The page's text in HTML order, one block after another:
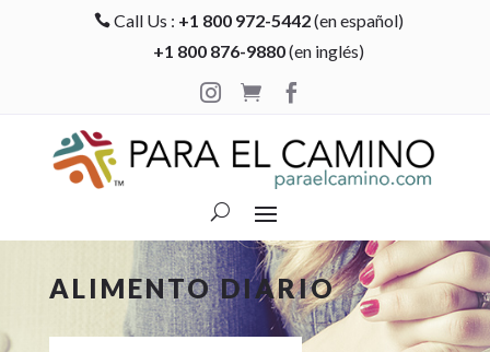
 Call Us : +1 800 972-5442(en español)
+1 800 876-9880(en inglés)

 
ALIMENTO DIARIO